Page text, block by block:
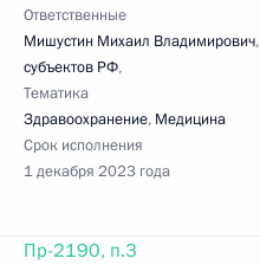
Ответственные
Мишустин Михаил Владимирович,
субъектов РФ,
Тематика
Здравоохранение, Медицина
Срок исполнения
1 декабря 2023 года
Пр-2190, п.3